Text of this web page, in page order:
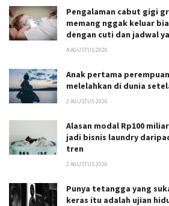
Pengalaman cabut gigi
memang nggak keluar
dengan cuti dan jadwal
4 AGUSTUS 2026
Anak pertama
melelahkan di dunia
2 AGUSTUS 2026
Alasan modal Rp100
jadi bisnis laundry
tren
2 AGUSTUS 2026
Punya tetangga yang
keras itu adalah ujian